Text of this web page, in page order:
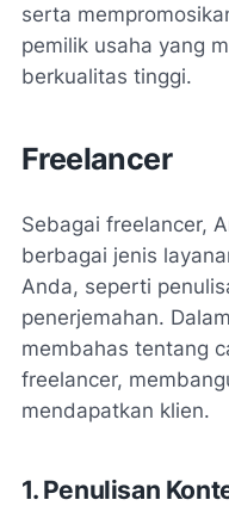
serta
pemilik usaha yang
berkualitas tinggi.
Freelancer
Sebagai freelancer,
berbagai jenis
Anda, seperti
penerjemahan.
membahas tentang
freelancer,
mendapatkan klien.
1. Penulisan